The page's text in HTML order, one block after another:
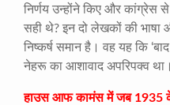
निर्णय उन्होंने किए और कांग्रेस
सही थे? इन दो लेखकों की
निष्कर्ष समान है। वह यह कि
नेहरू का आशावाद अपरिपक्व
हाउस आफ कामंस में जब 1935